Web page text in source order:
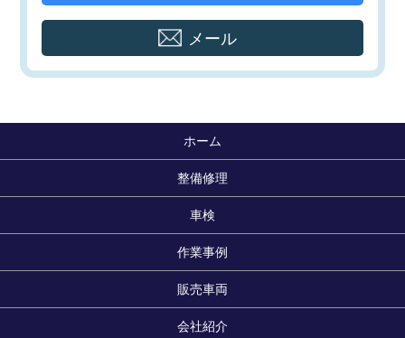
メール
ホーム
整備修理
車検
作業事例
販売車両
会社紹介